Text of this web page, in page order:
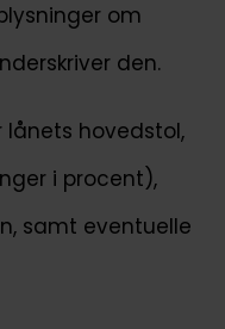
om
den.
lånets hovedstol,
i procent),
samt eventuelle